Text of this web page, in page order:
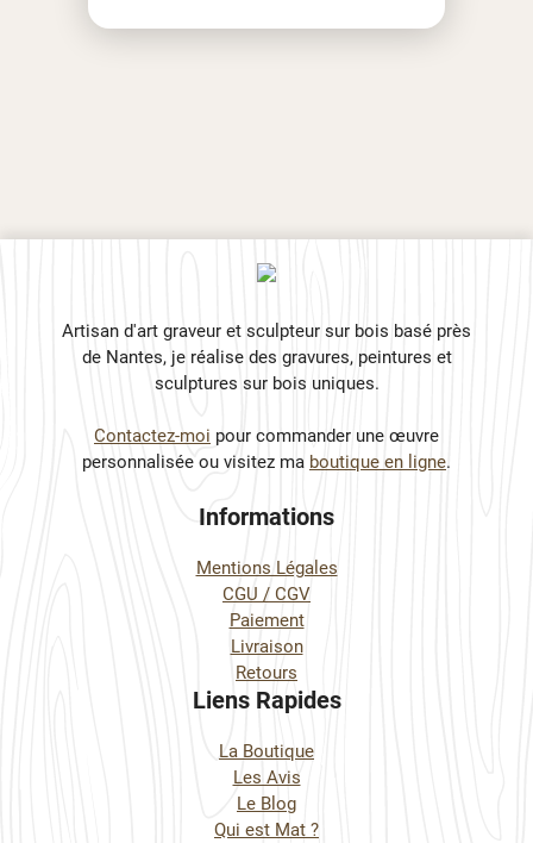
Artisan d'art graveur et sculpteur sur bois basé près
de Nantes, je réalise des gravures, peintures et
sculptures sur bois uniques.
Contactez-moi pour commander une œuvre
personnalisée ou visitez ma boutique en ligne.
Informations
Mentions Légales
CGU / CGV
Paiement
Livraison
Retours
Liens Rapides
La Boutique
Les Avis
Le Blog
Qui est Mat ?